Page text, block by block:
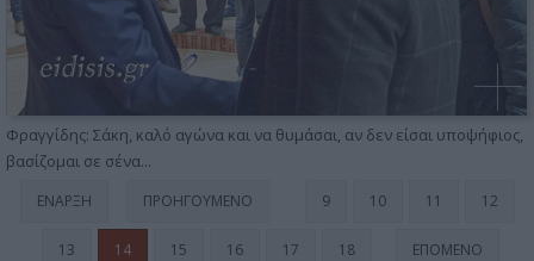
Φραγγίδης: Σάκη, καλό αγώνα και να θυμάσαι, αν δεν είσαι υποψήφιος,
βασίζομαι σε σένα...
ΈΝΑΡΞΗ ΠΡΟΗΓΟΎΜΕΝΟ 9 10 11 12
13 14 15 16 17 18 ΕΠΌΜΕΝΟ